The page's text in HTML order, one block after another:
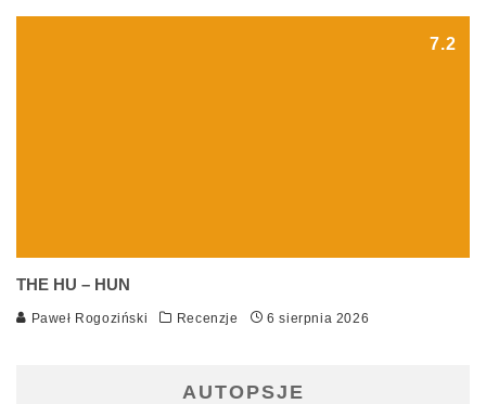
7.2
THE HU – HUN
Paweł Rogoziński Recenzje 6 sierpnia 2026
AUTOPSJE